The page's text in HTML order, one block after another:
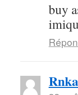
buy